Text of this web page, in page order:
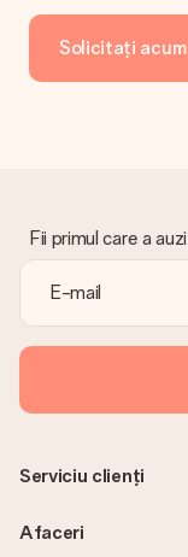
să vă ajute să găsiți
Factura este
Solicitați acum
Fii primul care a
Serviciu clienți
Afaceri